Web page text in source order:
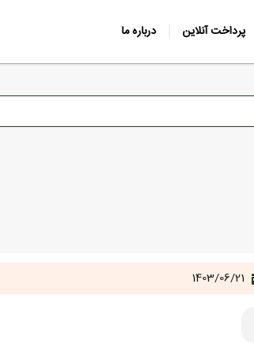
پرداخت آنلاین درباره ما
1403/06/21